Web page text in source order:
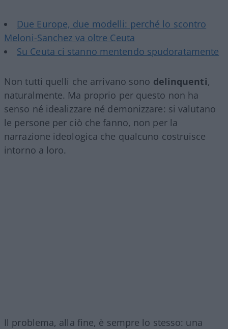
Due Europe, due modelli: perché lo scontro
Meloni-Sanchez va oltre Ceuta
Su Ceuta ci stanno mentendo spudoratamente
Non tutti quelli che arrivano sono delinquenti,
naturalmente. Ma proprio per questo non ha
senso né idealizzare né demonizzare: si valutano
le persone per ciò che fanno, non per la
narrazione ideologica che qualcuno costruisce
intorno a loro.
Il problema, alla fine, è sempre lo stesso: una